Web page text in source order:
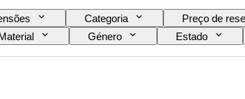
Categoria Preço de
Género Estado